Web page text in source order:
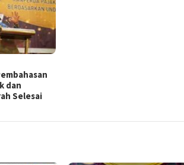
dan
Selesai